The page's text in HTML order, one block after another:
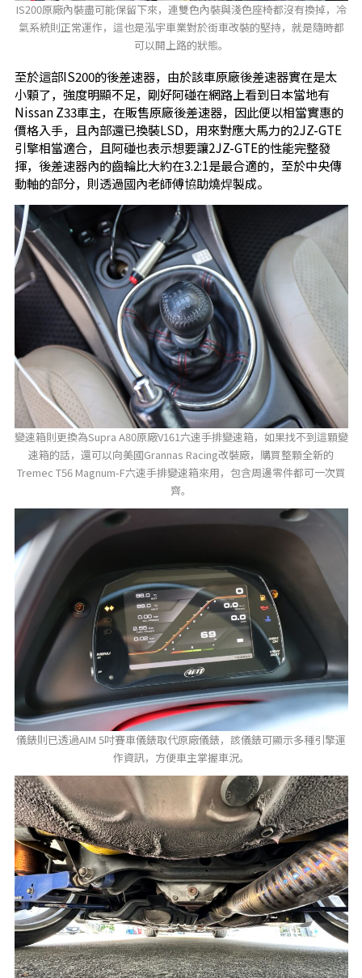
IS200原廠內裝盡可能保留下來，連雙色內裝與淺色座椅都沒有換掉，冷
氣系統則正常運作，這也是泓宇車業對於街車改裝的堅持，就是隨時都
可以開上路的狀態。
至於這部IS200的後差速器，由於該車原廠後差速器實在是太
小顆了，強度明顯不足，剛好阿碰在網路上看到日本當地有
Nissan Z33車主，在販售原廠後差速器，因此便以相當實惠的
價格入手，且內部還已換裝LSD，用來對應大馬力的2JZ-GTE
引擎相當適合，且阿碰也表示想要讓2JZ-GTE的性能完整發
揮，後差速器內的齒輪比大約在3.2:1是最合適的，至於中央傳
動軸的部分，則透過國內老師傅協助燒焊製成。
變速箱則更換為Supra A80原廠V161六速手排變速箱，如果找不到這顆變
速箱的話，還可以向美國Grannas Racing改裝廠，購買整顆全新的
Tremec T56 Magnum-F六速手排變速箱來用，包含周邊零件都可一次買
齊。
儀錶則已透過AIM 5吋賽車儀錶取代原廠儀錶，該儀錶可顯示多種引擎運
作資訊，方便車主掌握車況。